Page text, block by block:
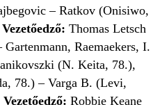
– Ratkov (Onisiwo,
Vezetőedző: Thomas Letsch
Gartenmann, Raemaekers, I.
(N. Keita, 78.),
78.) – Varga B. (Levi,
Vezetőedző: Robbie Keane